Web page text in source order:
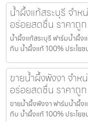
น้ำผึ้งแท้สระบุรี จำ
อร่อยสดชื่น ราคาถูก
น้ำผึ้งแท้สระบุรี ฟาร์มน้ำผึ้ง
กับ น้ำผึ้งแท้ 100% ประโย
ขายน้ำผึ้งพังงา จำ
อร่อยสดชื่น ราคาถูก
ขายน้ำผึ้งพังงา ฟาร์มน้ำผึ้ง
กับ น้ำผึ้งแท้ 100% ประโย